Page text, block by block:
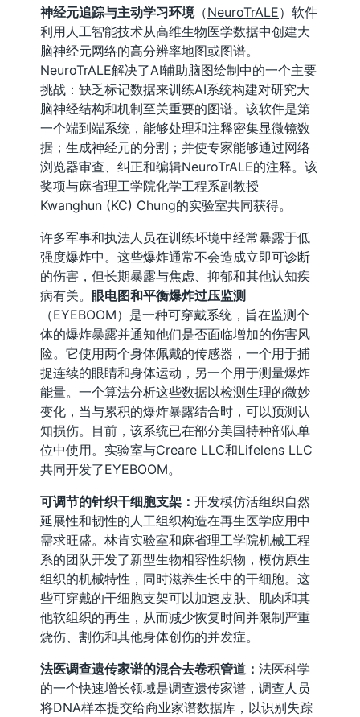
神经元追踪与主动学习环境（NeuroTrALE）软件
利用人工智能技术从高维生物医学数据中创建大
脑神经元网络的高分辨率地图或图谱。
NeuroTrALE解决了AI辅助脑图绘制中的一个主要
挑战：缺乏标记数据来训练AI系统构建对研究大
脑神经结构和机制至关重要的图谱。该软件是第
一个端到端系统，能够处理和注释密集显微镜数
据；生成神经元的分割；并使专家能够通过网络
浏览器审查、纠正和编辑NeuroTrALE的注释。该
奖项与麻省理工学院化学工程系副教授
Kwanghun (KC) Chung的实验室共同获得。
许多军事和执法人员在训练环境中经常暴露于低
强度爆炸中。这些爆炸通常不会造成立即可诊断
的伤害，但长期暴露与焦虑、抑郁和其他认知疾
病有关。 眼电图和平衡爆炸过压监测
（EYEBOOM）是一种可穿戴系统，旨在监测个
体的爆炸暴露并通知他们是否面临增加的伤害风
险。它使用两个身体佩戴的传感器，一个用于捕
捉连续的眼睛和身体运动，另一个用于测量爆炸
能量。一个算法分析这些数据以检测生理的微妙
变化，当与累积的爆炸暴露结合时，可以预测认
知损伤。目前，该系统已在部分美国特种部队单
位中使用。实验室与Creare LLC和Lifelens LLC
共同开发了EYEBOOM。
可调节的针织干细胞支架： 开发模仿活组织自然
延展性和韧性的人工组织构造在再生医学应用中
需求旺盛。林肯实验室和麻省理工学院机械工程
系的团队开发了新型生物相容性织物，模仿原生
组织的机械特性，同时滋养生长中的干细胞。这
些可穿戴的干细胞支架可以加速皮肤、肌肉和其
他软组织的再生，从而减少恢复时间并限制严重
烧伤、割伤和其他身体创伤的并发症。
法医调查遗传家谱的混合去卷积管道： 法医科学
的一个快速增长领域是调查遗传家谱，调查人员
将DNA样本提交给商业家谱数据库，以识别失踪